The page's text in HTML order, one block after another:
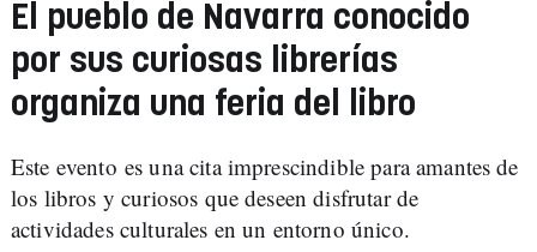
El pueblo de Navarra conocido
por sus curiosas librerías
organiza una feria del libro
Este evento es una cita imprescindible para amantes de
los libros y curiosos que deseen disfrutar de
actividades culturales en un entorno único.